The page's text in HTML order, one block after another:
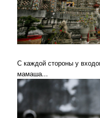
С каждой стороны у
мамаша...